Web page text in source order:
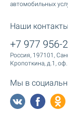
автомобильных
Наши контакты
+7 977 956-
Россия, 197101,
Кропоткина, д.1,
Мы в